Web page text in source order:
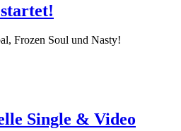
Frozen Soul und Nasty!
Single & Video